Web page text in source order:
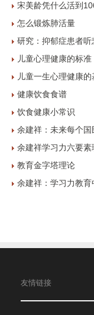
宋美龄凭什么活到
怎么锻炼肺活量
研究：抑郁症患者
儿童心理健康的标准
儿童一生心理健康的
健康饮食食谱
饮食健康小常识
余建祥：未来每个
余建祥学习力六要
教育金字塔理论
余建祥：学习力教育
友情链接